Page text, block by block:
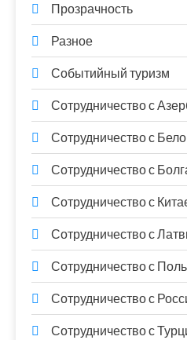
Прозрачность
Разное
Событийный туризм
Сотрудничество с
Сотрудничество с
Сотрудничество с
Сотрудничество с
Сотрудничество с
Сотрудничество с
Сотрудничество с
Сотрудничество с